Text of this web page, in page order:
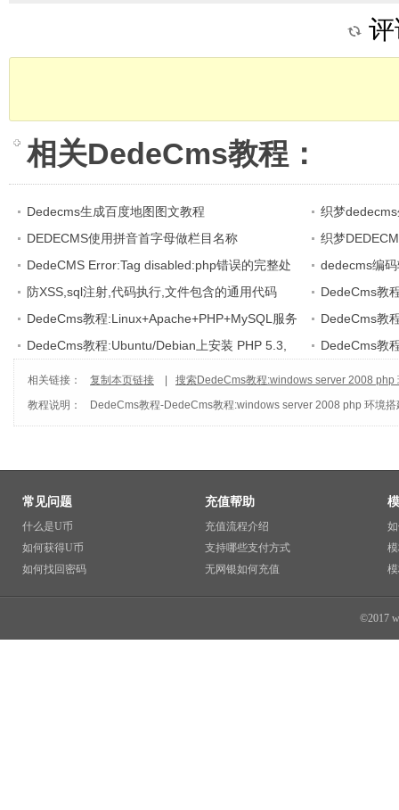
评
相关DedeCms教程 ：
Dedecms生成百度地图图文教程
织梦
DEDECMS使用拼音首字母做栏目名称
织梦
选
DedeCMS Error:Tag disabled:php错误的完整处
理方法
dedecms编
GBK
防XSS,sql注射,代码执行,文件包含的通用代码
DedeCms教
DedeCms教程:Linux+Apache+PHP+MySQL服务
器环境(CentOS篇)
DedeCms教
DEDECMS软件
DedeCms教程:Ubuntu/Debian上安装 PHP 5.3,
Nginx 和 PHP-fpm
DedeCms教
相关链接： 复制本页链接
搜索DedeCms教程:windows server 2008 php
教程说明：
DedeCms教程-DedeCms教程:windows server 2008 php 环境搭
常见问题
什么是U币
如何获得U币
如何找回密码
充值帮助
充值流程介绍
支持哪些支付方式
无网银如何充值
©2017